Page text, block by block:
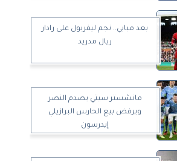
بعد مبابي.. نجم ليفربول على رادار
ريال مدريد
مانشستر سيتي يصدم النصر
ويرفض بيع الحارس البرازيلي
إيدرسون